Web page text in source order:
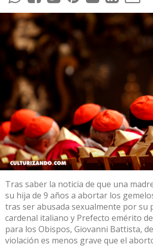
CULTURIZANDO.COM
Tras saber la noticia de que una
su hija de 9 años a abortar los
tras ser abusada sexualmente por su
cardenal italiano y Prefecto emérito
para los Obispos, Giovanni Battista,
violación es menos grave que el